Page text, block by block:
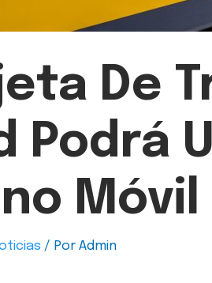
De
Podrá
Móvil
/ Por Admin